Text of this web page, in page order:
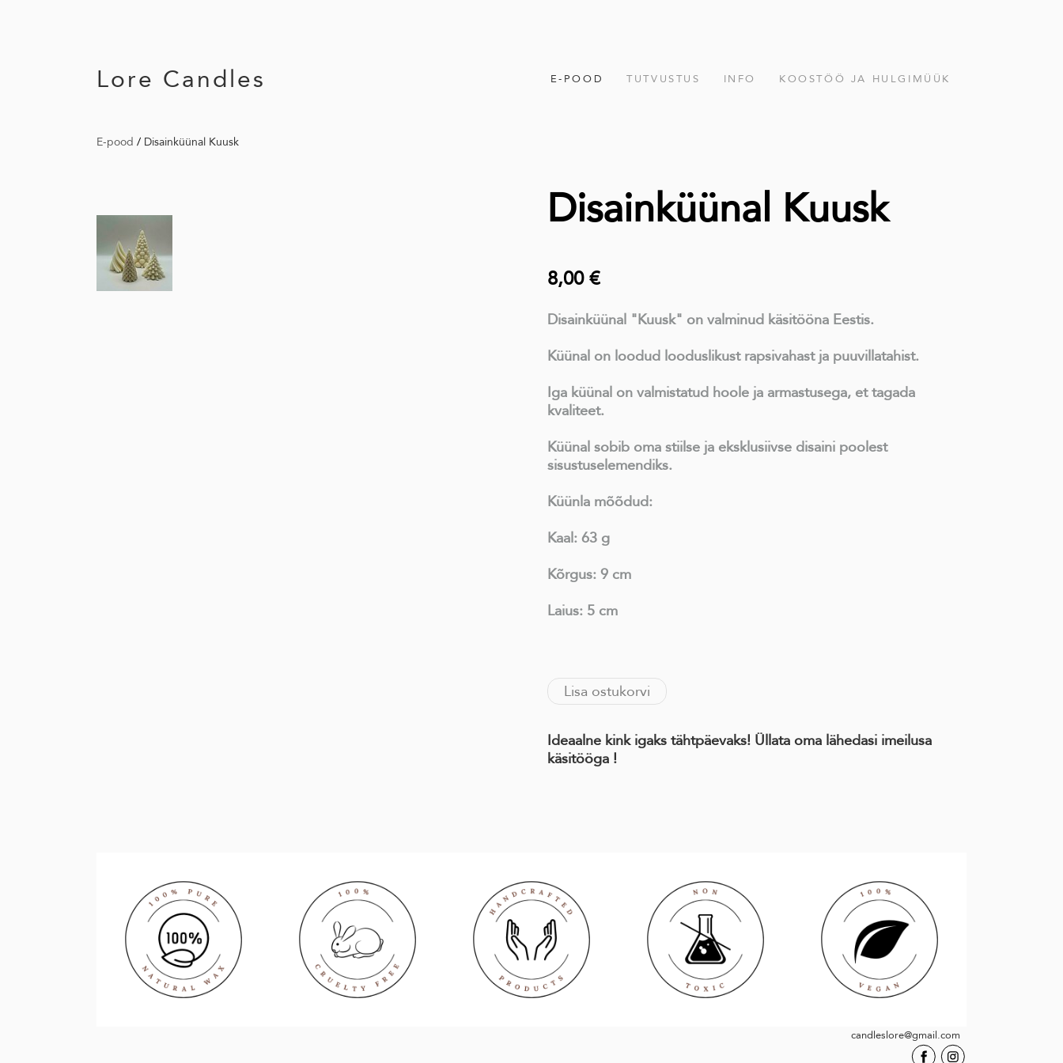
Lore Candles E-POOD TUTVUSTUS INFO KOOSTÖÖ JA HULGIMÜÜK
E-pood / Disainküünal Kuusk
Disainküünal Kuusk
8,00 €
Disainküünal "Kuusk" on valminud käsitööna Eestis.
Küünal on loodud looduslikust rapsivahast ja puuvillatahist.
Iga küünal on valmistatud hoole ja armastusega, et tagada
kvaliteet.
Küünal sobib oma stiilse ja eksklusiivse disaini poolest
sisustuselemendiks.
Küünla mõõdud:
Kaal: 63 g
Kõrgus: 9 cm
Laius: 5 cm
Lisa ostukorvi
Ideaalne kink igaks tähtpäevaks! Üllata oma lähedasi imeilusa
käsitööga !
candleslore@gmail.com